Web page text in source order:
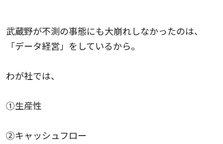
武蔵野が不測の事態にも大崩れしなかったのは、
「データ経営」をしているから。
わが社では、
①生産性
②キャッシュフロー